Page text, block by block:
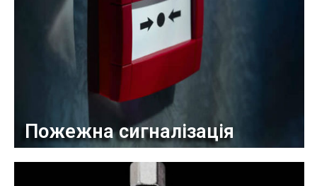
Пожежна сигналізація